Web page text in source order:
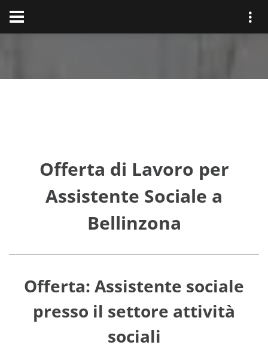
Offerta di Lavoro per
Assistente Sociale a
Bellinzona
Offerta: Assistente sociale
presso il settore attività
sociali